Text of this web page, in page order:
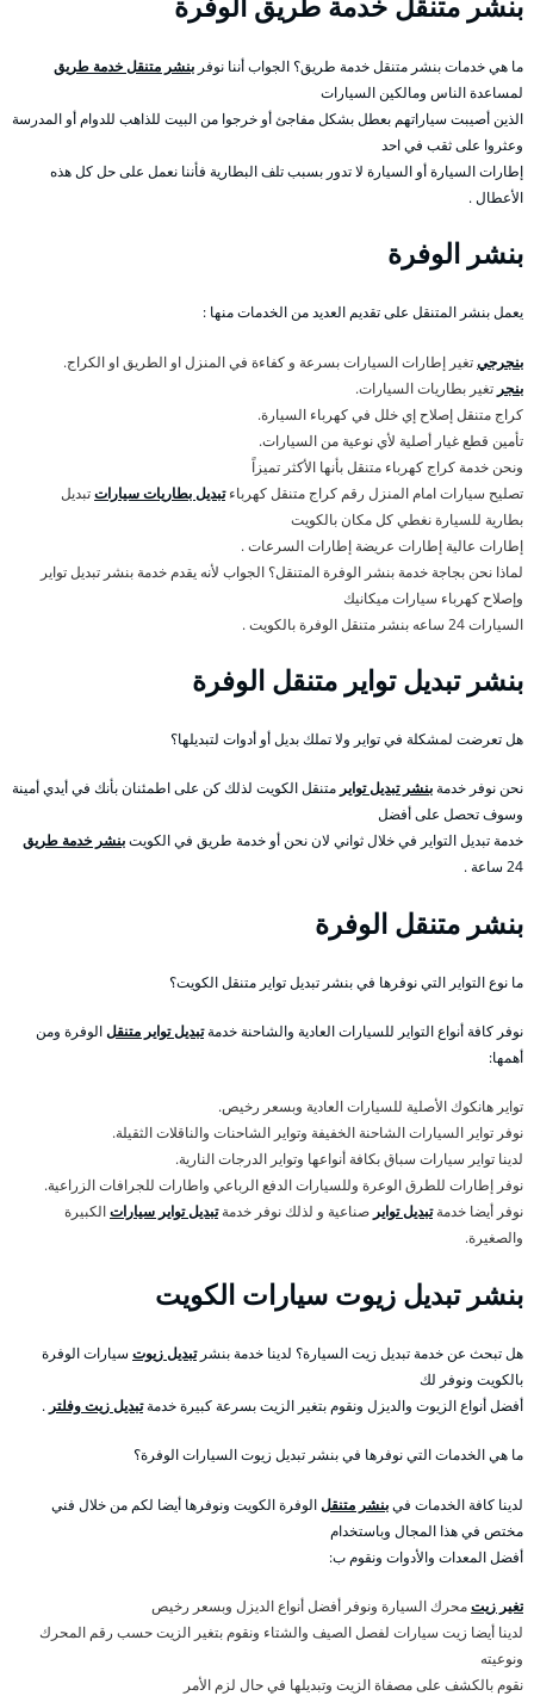
ما هي خدمات بنشر متنقل خدمة طريق؟ الجواب أننا نوفر بنشر متنقل خدمة طريق
لمساعدة الناس ومالكين السيارات
الذين أصيبت سياراتهم بعطل بشكل مفاجئ أو خرجوا من البيت للذاهب للدوام أو المدرسة
وعثروا على ثقب في احد
إطارات السيارة أو السيارة لا تدور بسبب تلف البطارية فأننا نعمل على حل كل هذه
الأعطال .
بنشر الوفرة
يعمل بنشر المتنقل على تقديم العديد من الخدمات منها :
بنجرجيتغير إطارات السيارات بسرعة و كفاءة في المنزل او الطريق او الكراج.
بنجر تغير بطاريات السيارات.
كراج متنقل إصلاح إي خلل في كهرباء السيارة.
تأمين قطع غيار أصلية لأي نوعية من السيارات.
ونحن خدمة كراج كهرباء متنقل بأنها الأكثر تميزاً
تصليح سيارات امام المنزل رقم كراج متنقل كهرباءتبديل بطاريات سياراتتبديل
بطارية للسيارة نغطي كل مكان بالكويت
إطارات عالية إطارات عريضة إطارات السرعات .
لماذا نحن بجاجة خدمة بنشر الوفرة المتنقل؟ الجواب لأنه يقدم خدمة بنشر تبديل تواير
وإصلاح كهرباء سيارات ميكانيك
السيارات 24 ساعه بنشر متنقل الوفرة بالكويت .
بنشر تبديل تواير متنقل الوفرة
هل تعرضت لمشكلة في تواير ولا تملك بديل أو أدوات لتبديلها؟
نحن نوفر خدمةبنشر تبديل تواير متنقل الكويت لذلك كن على اطمئنان بأنك في أيدي أمينة
وسوف تحصل على أفضل
خدمة تبديل التواير في خلال ثواني لان نحن أو خدمة طريق في الكويتبنشر خدمة طريق
24 ساعة .
بنشر متنقل الوفرة
ما نوع التواير التي نوفرها في بنشر تبديل تواير متنقل الكويت؟
نوفر كافة أنواع التواير للسيارات العادية والشاحنة خدمةتبديل تواير متنقلالوفرة ومن
أهمها:
تواير هانكوك الأصلية للسيارات العادية وبسعر رخيص.
نوفر تواير السيارات الشاحنة الخفيفة وتواير الشاحنات والناقلات الثقيلة.
لدينا تواير سيارات سباق بكافة أنواعها وتواير الدرجات النارية.
نوفر إطارات للطرق الوعرة وللسيارات الدفع الرباعي واطارات للجرافات الزراعية.
نوفر أيضا خدمةتبديل تواير صناعية و لذلك نوفر خدمةتبديل تواير سياراتالكبيرة
والصغيرة.
بنشر تبديل زيوت سيارات الكويت
هل تبحث عن خدمة تبديل زيت السيارة؟ لدينا خدمة بنشرتبديل زيوت سيارات الوفرة
بالكويت ونوفر لك
أفضل أنواع الزيوت والديزل ونقوم بتغير الزيت بسرعة كبيرة خدمةتبديل زيت وفلتر .
ما هي الخدمات التي نوفرها في بنشر تبديل زيوت السيارات الوفرة؟
لدينا كافة الخدمات فيبنشر متنقلالوفرة الكويت ونوفرها أيضا لكم من خلال فني
مختص في هذا المجال وباستخدام
أفضل المعدات والأدوات ونقوم ب:
تغير زيتمحرك السيارة ونوفر أفضل أنواع الديزل وبسعر رخيص
لدينا أيضا زيت سيارات لفصل الصيف والشتاء ونقوم بتغير الزيت حسب رقم المحرك
ونوعيته
نقوم بالكشف على مصفاة الزيت وتبديلها في حال لزم الأمر